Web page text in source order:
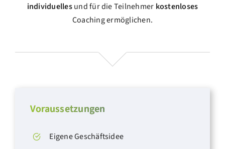
individuellesund für die Teilnehmer kostenloses
Coaching ermöglichen.
Voraussetzungen
Eigene Geschäftsidee